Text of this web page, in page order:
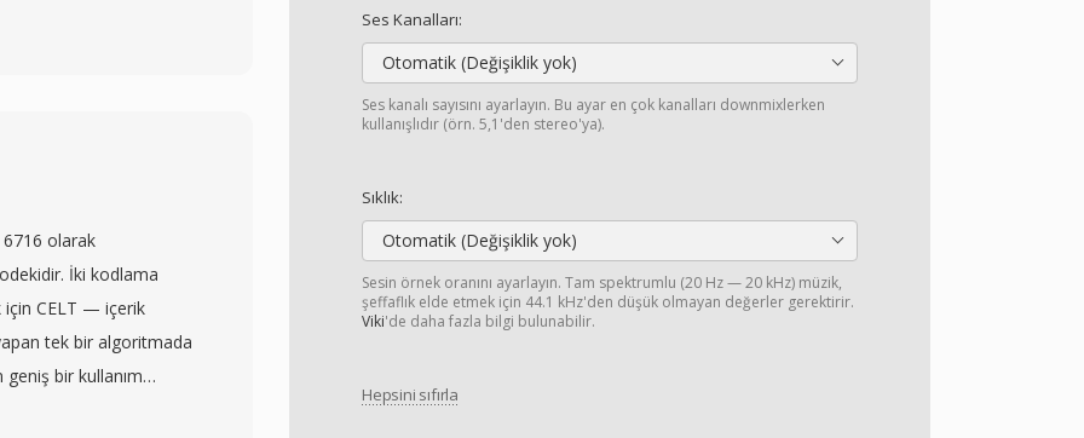
Ses Kanalları:
Otomatik (Değişiklik yok)
Ses kanalı sayısını ayarlayın. Bu ayar en çok kanalları downmixlerken
kullanışlıdır (örn. 5,1'den stereo'ya).
Sıklık:
Otomatik (Değişiklik yok)
Sesin örnek oranını ayarlayın. Tam spektrumlu (20 Hz — 20 kHz) müzik,
şeffaflık elde etmek için 44.1 kHz'den düşük olmayan değerler gerektirir.
Viki'de daha fazla bilgi bulunabilir.
Hepsini sıfırla
özellikleri
cihazlar, dijital
için varsayılan
HTML5 video, her
web video dağıtımı
modern
verimli
6716 olarak
İki kodlama
için CELT — içerik
tek bir algoritmada
bir kullanım
üstün performans